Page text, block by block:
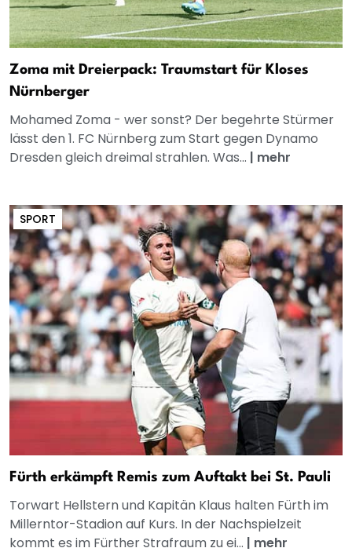
Zoma mit Dreierpack: Traumstart für Kloses
Nürnberger
Mohamed Zoma - wer sonst? Der begehrte Stürmer
lässt den 1. FC Nürnberg zum Start gegen Dynamo
Dresden gleich dreimal strahlen. Was... | mehr
SPORT
Fürth erkämpft Remis zum Auftakt bei St. Pauli
Torwart Hellstern und Kapitän Klaus halten Fürth im
Millerntor-Stadion auf Kurs. In der Nachspielzeit
kommt es im Fürther Strafraum zu ei... | mehr